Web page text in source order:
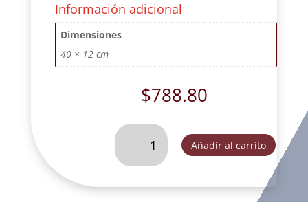
Información adicional
Dimensiones
40 × 12 cm
$788.80
INFANTITA
CM
CHINO)
Añadir al carrito